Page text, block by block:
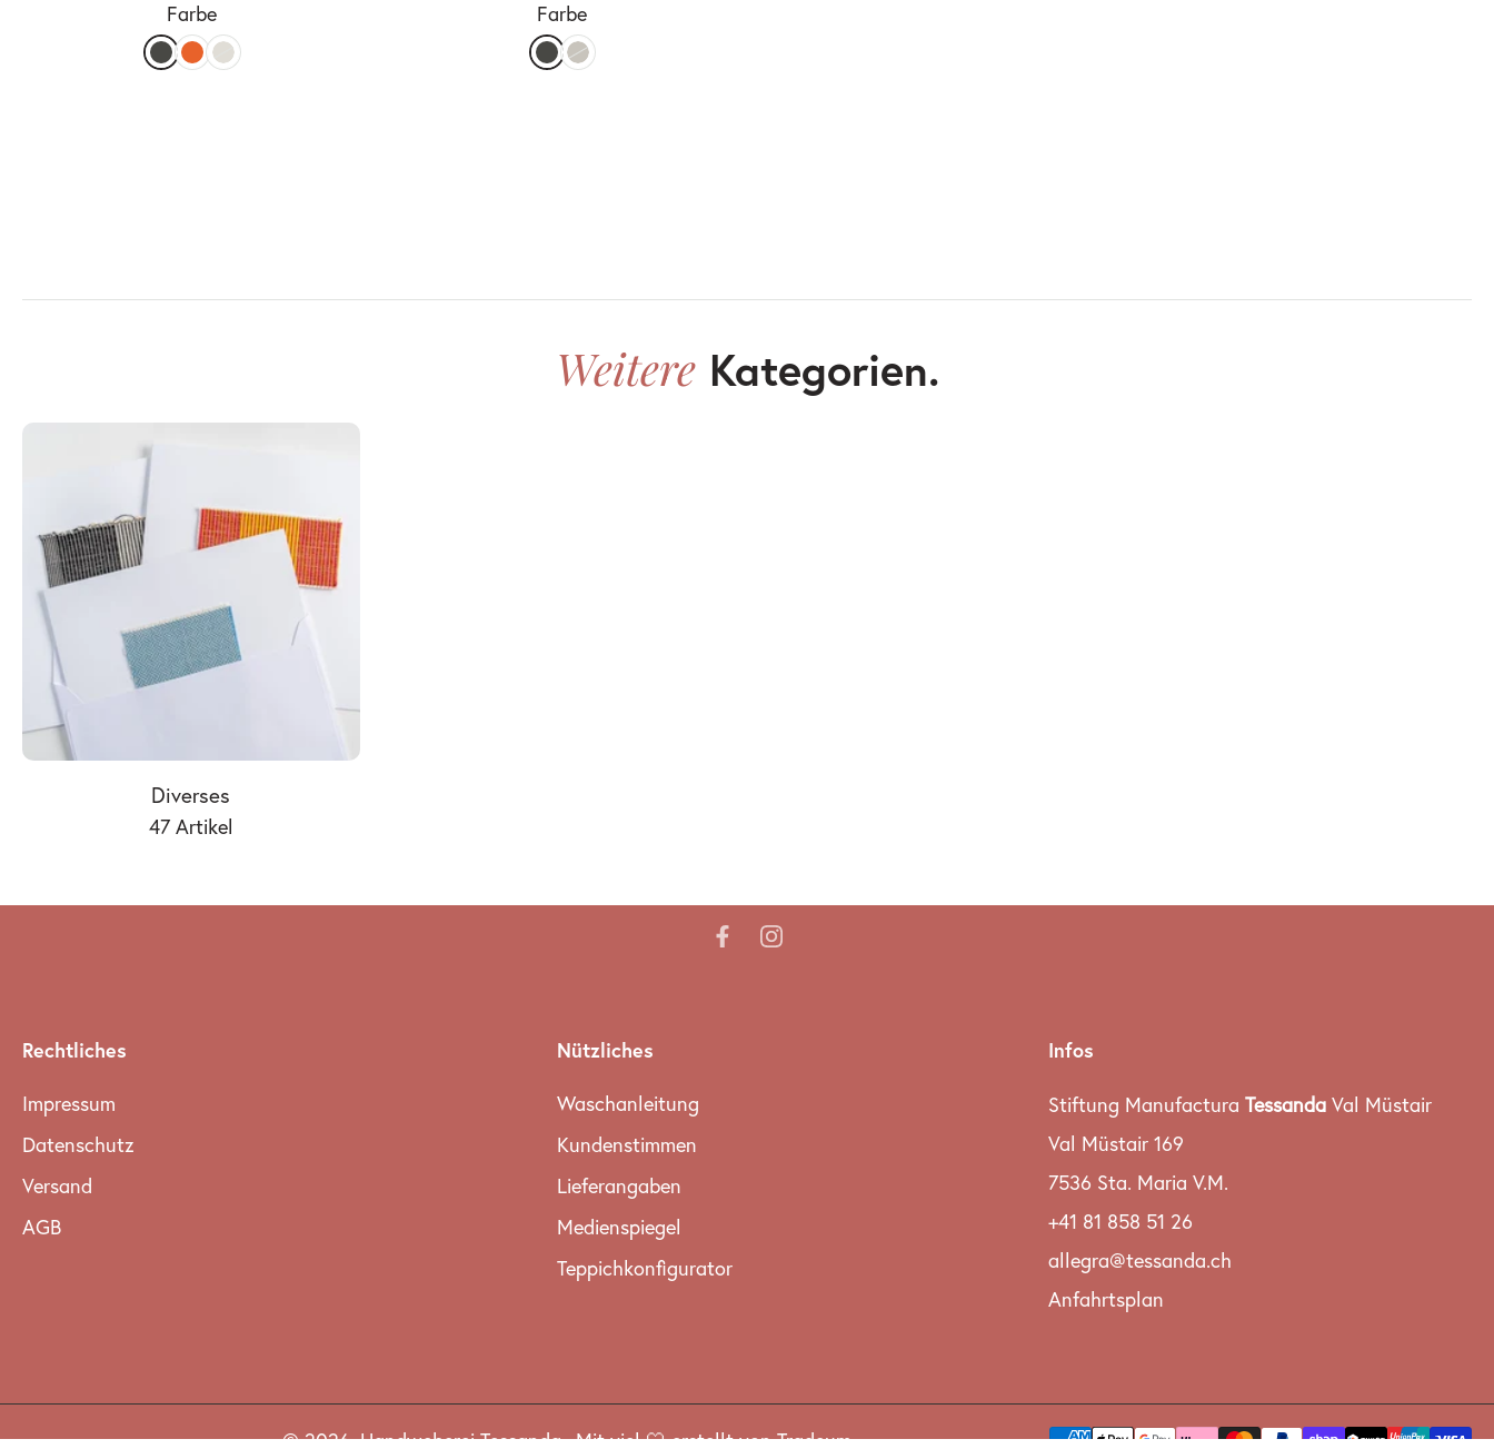
Farbe Farbe
WeitereKategorien.
Diverses
47 Artikel
Rechtliches
Impressum
Datenschutz
Versand
AGB
Nützliches
Waschanleitung
Kundenstimmen
Lieferangaben
Medienspiegel
Teppichkonfigurator
Infos
Stiftung Manufactura Tessanda Val Müstair
Val Müstair 169
7536 Sta. Maria V.M.
+41 81 858 51 26
allegra@tessanda.ch
Anfahrtsplan
© 2026, Handweberei Tessanda.Mit viel 🤍 erstellt von Tradeum